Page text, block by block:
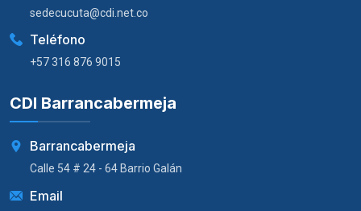
sedecucuta@cdi.net.co
Teléfono
+57 316 876 9015
CDI Barrancabermeja
Barrancabermeja
Calle 54 # 24 - 64 Barrio Galán
Email